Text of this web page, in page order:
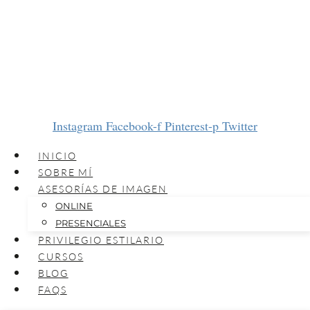
Instagram Facebook-f Pinterest-p Twitter
INICIO
SOBRE MÍ
ASESORÍAS DE IMAGEN
ONLINE
PRESENCIALES
PRIVILEGIO ESTILARIO
CURSOS
BLOG
FAQS